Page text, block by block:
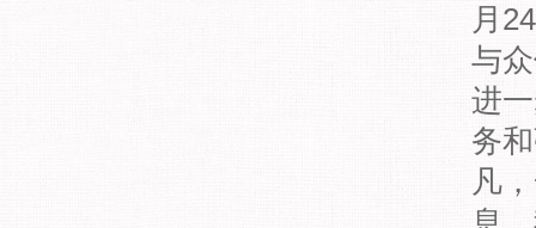
月
与
进
务
凡